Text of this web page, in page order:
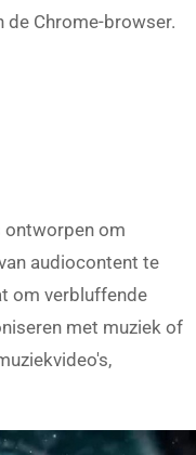
de Chrome-browser.
ontworpen om
audiocontent te
om verbluffende
met muziek of